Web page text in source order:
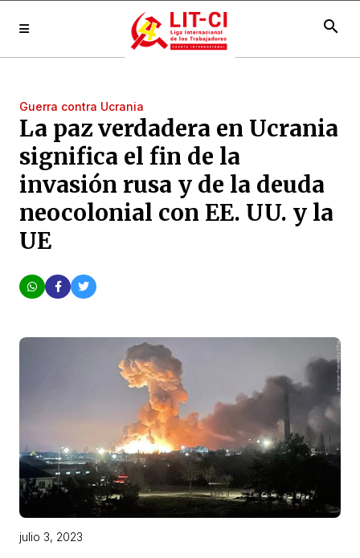
search
Guerra contra Ucrania
La paz verdadera en Ucrania
significa el fin de la
invasión rusa y de la deuda
neocolonial con EE. UU. y la
UE
julio 3, 2023